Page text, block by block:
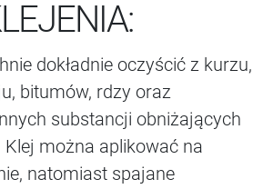
dokładnie oczyścić z kurzu,
bitumów, rdzy oraz
substancji obniżających
można aplikować na
natomiast spajane